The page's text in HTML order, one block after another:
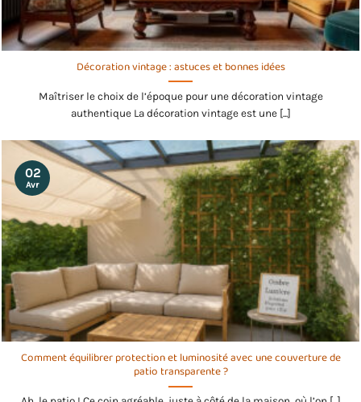
Décoration vintage : astuces et bonnes idées
Maîtriser le choix de l’époque pour une décoration vintage
authentique La décoration vintage est une [...]
Comment équilibrer protection et luminosité avec une couverture de
patio transparente ?
02
Avr